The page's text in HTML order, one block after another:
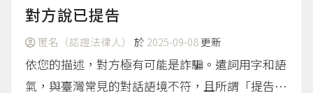
這邊的通訊交易是指企業經營者以廣播、電視、電
話、傳真、型錄...
（more...）
對方說已提告
匿名（認證法律人） 於 2025-09-08更新
依您的描述，對方極有可能是詐騙。遣詞用字和語
氣，與臺灣常見的對話語境不符，且所謂「提告狀